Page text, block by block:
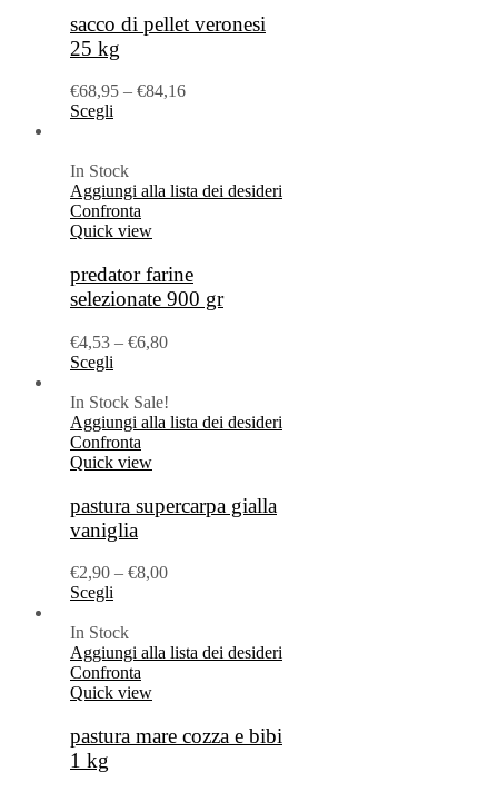
sacco di pellet veronesi
25 kg
€68,95 – €84,16
Scegli
In Stock
Aggiungi alla lista dei desideri
Confronta
Quick view
predator farine
selezionate 900 gr
€4,53 – €6,80
Scegli
In Stock Sale!
Aggiungi alla lista dei desideri
Confronta
Quick view
pastura supercarpa gialla
vaniglia
€2,90 – €8,00
Scegli
In Stock
Aggiungi alla lista dei desideri
Confronta
Quick view
pastura mare cozza e bibi
1 kg